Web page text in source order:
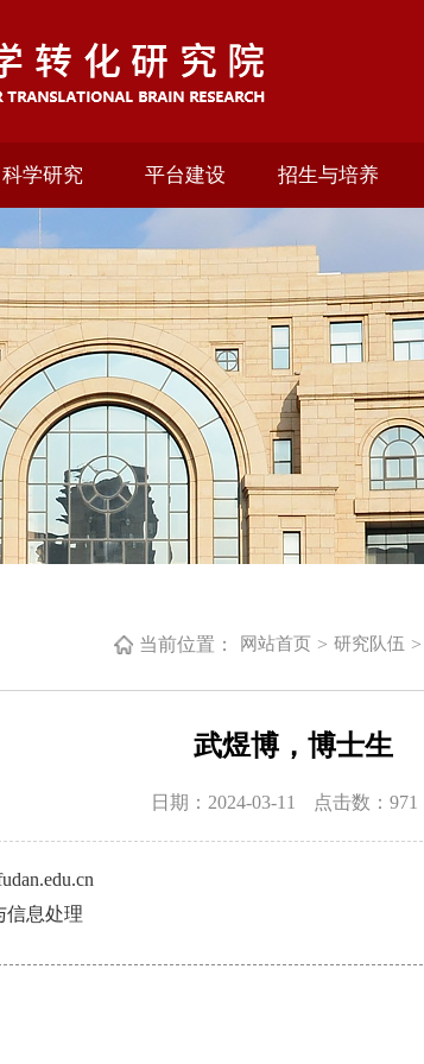
科学研究 平台建设 招生与培养
当前位置： 网站首页 > 研究队伍 >
武煜博，博士生
日期：2024-03-11 点击数： 971
信息处理